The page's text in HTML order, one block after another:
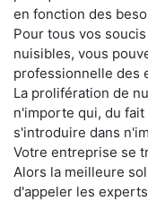
en fonction des
Pour tous vos
nuisibles, vous
professionnelle des
La prolifération de
n'importe qui, du
s'introduire dans
Votre entreprise se
Alors la meilleure
d'appeler les